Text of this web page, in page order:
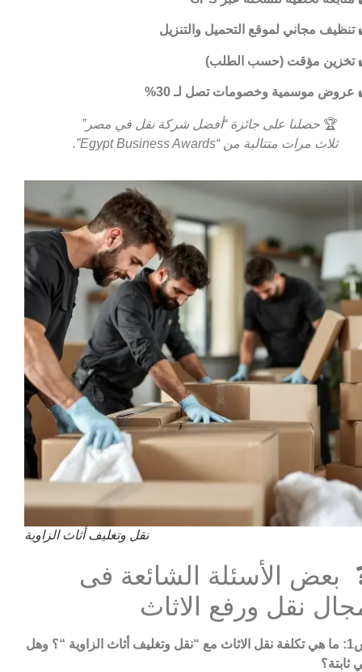
تنظيف مجاني لموقع التحميل والتنزيل
تخزين مؤقت (حسب الطلب)
عروض موسمية وخصومات تصل لـ 30%
🏆 حصلنا على جائزة “أفضل شركة نقل في مصر”
ثلاث مرات متتالية من “Egypt Business Awards”.
نقل وتغليف أثاث الزاوية
بعض الأسئلة الشائعة فى
نقل ورفع الاثاث
أثاث الزاوية
“؟ وهل
ثابتة؟